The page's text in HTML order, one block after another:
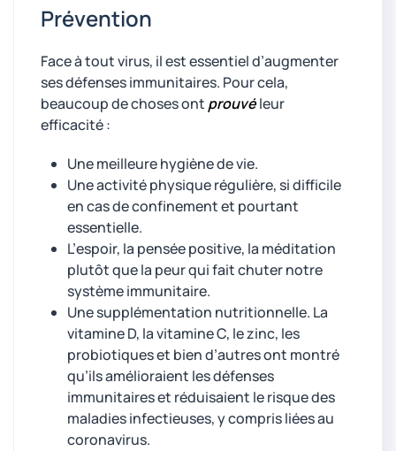
Prévention
Face à tout virus, il est essentiel d’augmenter
ses défenses immunitaires. Pour cela,
beaucoup de choses ont prouvéleur
efficacité :
Une meilleure hygiène de vie.
Une activité physique régulière, si difficile
en cas de confinement et pourtant
essentielle.
L’espoir, la pensée positive, la méditation
plutôt que la peur qui fait chuter notre
système immunitaire.
Une supplémentation nutritionnelle. La
vitamine D, la vitamine C, le zinc, les
probiotiques et bien d’autres ont montré
qu’ils amélioraient les défenses
immunitaires et réduisaient le risque des
maladies infectieuses, y compris liées au
coronavirus.